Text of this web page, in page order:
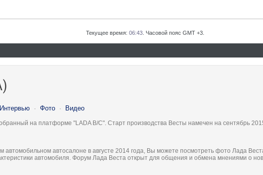
Текущее время: 06:43 . Часовой пояс GMT +3.
Интервью · Фото · Видео
на платформе "LADA B/C". Старт производства Весты намечен на сентябрь
автомобильном автосалоне в августе 2014 года, Вы можете посмотреть фото Лада
автомобиля. Форум Лада Веста открыт для общения и обмена мнениями о